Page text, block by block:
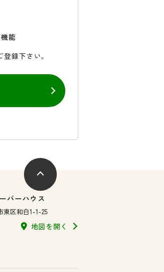
能
録下さい。
バーハウス
東区和白1-1-25
地図を開く